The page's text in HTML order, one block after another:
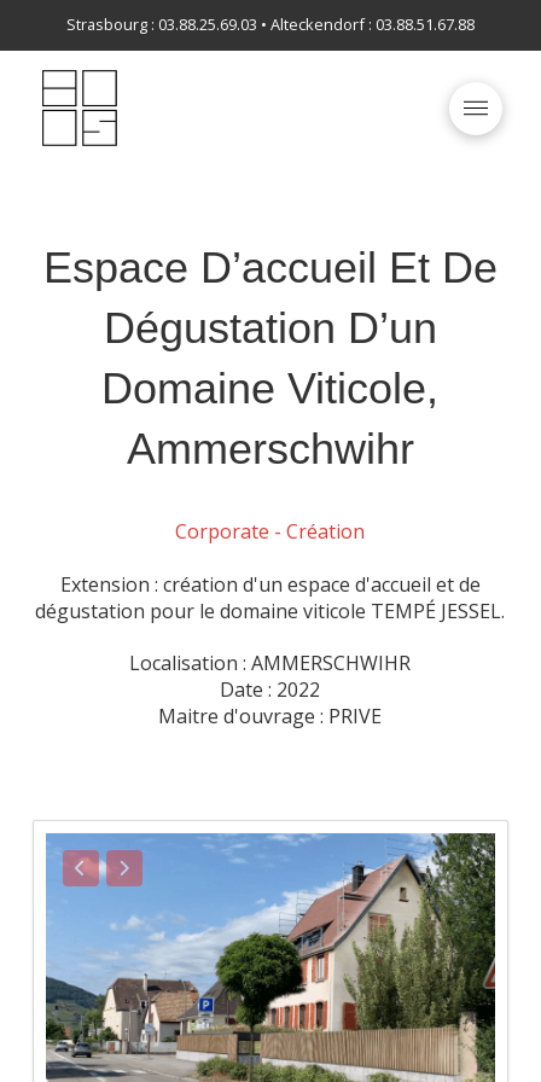
Strasbourg : 03.88.25.69.03 • Alteckendorf : 03.88.51.67.88
Espace D’accueil Et De
Dégustation D’un
Domaine Viticole,
Ammerschwihr
Corporate - Création
Extension : création d'un espace d'accueil et de
dégustation pour le domaine viticole TEMPÉ JESSEL.
Localisation : AMMERSCHWIHR
Date : 2022
Maitre d'ouvrage : PRIVE